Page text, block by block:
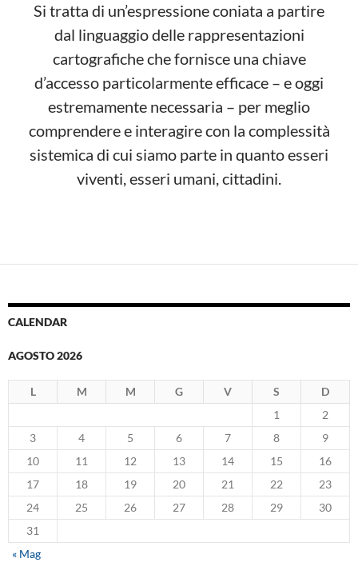
Si tratta di un’espressione coniata a partire
dal linguaggio delle rappresentazioni
cartografiche che fornisce una chiave
d’accesso particolarmente efficace – e oggi
estremamente necessaria – per meglio
comprendere e interagire con la complessità
sistemica di cui siamo parte in quanto esseri
viventi, esseri umani, cittadini.
CALENDAR
AGOSTO 2026
L M M G V S
D
1
2
3
4 5 6 7 8
9
10
11 12 13 14 15
16
17
18 19 20 21 22
23
24
25 26 27 28 29
30
31
« Mag